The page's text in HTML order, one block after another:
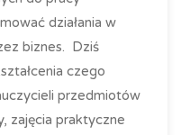
działania w
biznes. Dziś
czego
przedmiotów
zajęcia praktyczne